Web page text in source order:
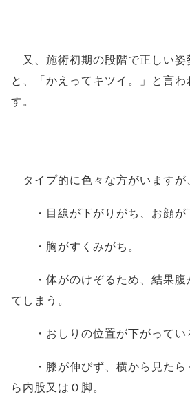
又、施術初期の段階で正しい姿
と、「かえってキツイ。」と言わ
す。
タイプ的に色々な方がいますが
・目線が下がりがち、お顔が
・胸がすくみがち。
・体がのけぞるため、結果腹
てしまう。
・おしりの位置が下がってい
・膝が伸びず、横から見たら
ら内股又はＯ脚。